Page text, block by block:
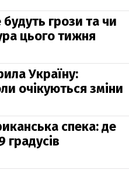
будуть грози та чи
цього тижня
Україну:
очікуються зміни
спека: де
градусів